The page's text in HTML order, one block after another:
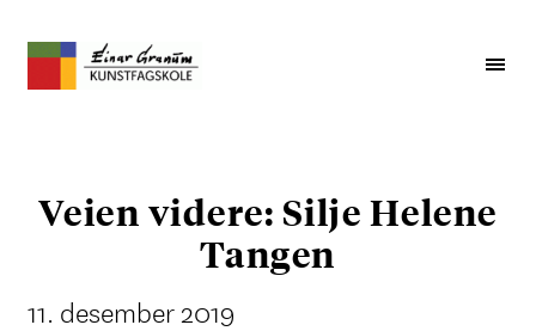
Veien videre: Silje Helene
Tangen
11. desember 2019